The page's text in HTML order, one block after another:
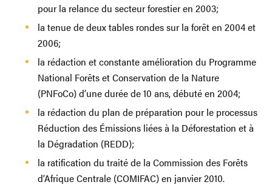
pour la relance du secteur forestier en 2003;
la tenue de deux tables rondes sur la forêt en 2004 et
2006;
la rédaction et constante amélioration du Programme
National Forêts et Conservation de la Nature
(PNFoCo) d’une durée de 10 ans, débuté en 2004;
la rédaction du plan de préparation pour le processus
Réduction des Émissions liées à la Déforestation et à
la Dégradation (REDD);
la ratification du traité de la Commission des Forêts
d’Afrique Centrale (COMIFAC) en janvier 2010.